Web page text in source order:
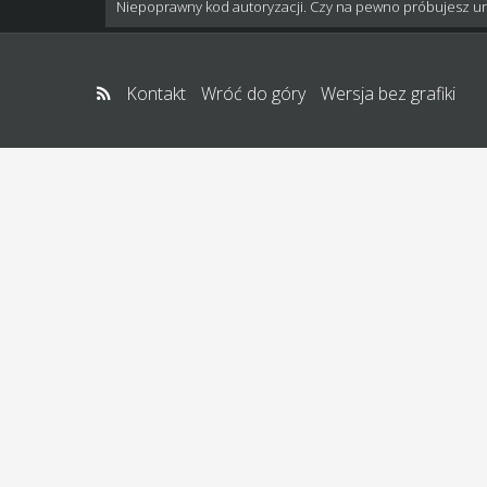
Niepoprawny kod autoryzacji. Czy na pewno próbujesz
Kontakt Wróć do góry Wersja bez grafiki